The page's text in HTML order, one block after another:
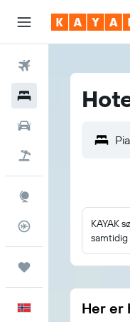
Hoteller
Reiser
KAYAK
Her er